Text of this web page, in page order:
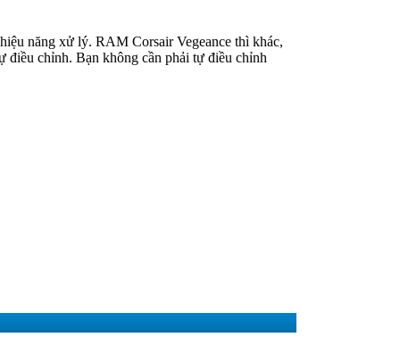
năng xử lý. RAM Corsair Vegeance thì khác,
điều chỉnh. Bạn không cần phải tự điều chỉnh